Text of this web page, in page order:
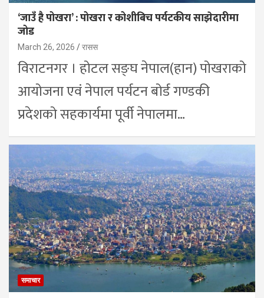
‘जाउँ है पोखरा’ : पोखरा र कोशीबिच पर्यटकीय साझेदारीमा
जोड
March 26, 2026 रासस
विराटनगर । होटल सङ्घ नेपाल(हान) पोखराको
आयोजना एवं नेपाल पर्यटन बोर्ड गण्डकी
प्रदेशको सहकार्यमा पूर्वी नेपालमा…
समाचार